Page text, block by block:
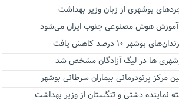
بوشهری از زبان وزیر بهداشت
هوش مصنوعی جنوب ایران می‌شود
بوشهر ۱۰ درصد کاهش یافت
ها در لیگ آزادگان مشخص شد
مرکز پرتودرمانی بیماران سرطانی بوشهر
نماینده دشتی و تنگستان از وزیر بهداشت